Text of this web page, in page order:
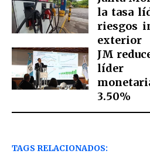
la tasa
riesgos
exterior
JM
líder
3.50%
TAGS RELACIONADOS: